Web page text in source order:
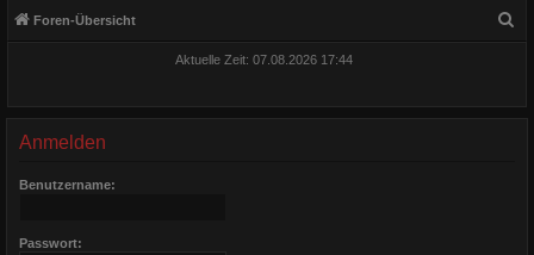
Foren-Übersicht
Aktuelle Zeit: 07.08.2026 17:44
Anmelden
Benutzername:
Passwort: